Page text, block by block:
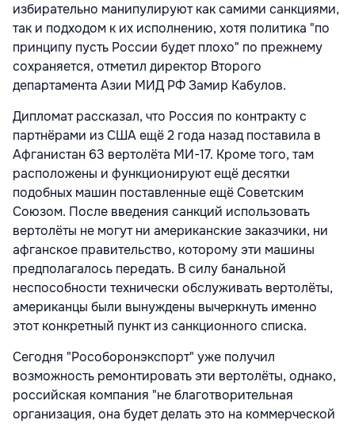
избирательно манипулируют как самими санкциями,
так и подходом к их исполнению, хотя политика "по
принципу пусть России будет плохо" по прежнему
сохраняется, отметил директор Второго
департамента Азии МИД РФ Замир Кабулов.
Дипломат рассказал, что Россия по контракту с
партнёрами из США ещё 2 года назад поставила в
Афганистан 63 вертолёта МИ-17. Кроме того, там
расположены и функционируют ещё десятки
подобных машин поставленные ещё Советским
Союзом. После введения санкций использовать
вертолёты не могут ни американские заказчики, ни
афганское правительство, которому эти машины
предполагалось передать. В силу банальной
неспособности технически обслуживать вертолёты,
американцы были вынуждены вычеркнуть именно
этот конкретный пункт из санкционного списка.
Сегодня "Рособоронэкспорт" уже получил
возможность ремонтировать эти вертолёты, однако,
российская компания "не благотворительная
организация, она будет делать это на коммерческой